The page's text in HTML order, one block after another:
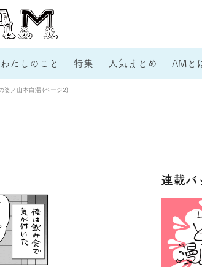
わたしのこと 特集 人気まとめ AMと
姿／山本白湯 (ページ2)
連載バ